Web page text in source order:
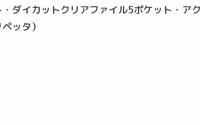
ダイカットクリアファイル5ポケット・ア
ッタ）